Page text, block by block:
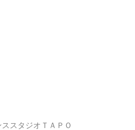
スタジオＴＡＰＯ